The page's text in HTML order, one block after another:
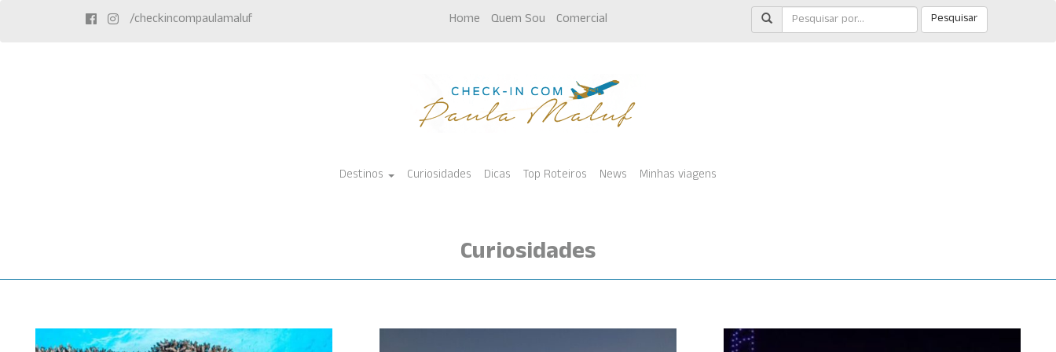
/checkincompaulamaluf Home Quem Sou Comercial Pesquisar
Destinos Curiosidades Dicas Top Roteiros News Minhas viagens
Curiosidades